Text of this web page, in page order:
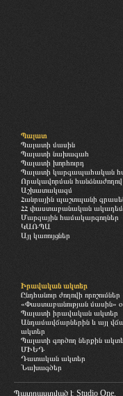
Պալատ
Պալատի մասին
Պալատի նախագահ
Պալատի խորհուրդ
Պալատի կարգապահական
Որակավորման հանձնաժողով
Աշխատակազմ
Հանրային պաշտպանի
ՀՀ փաստաբանական
Մարզային համակարգողներ
ԿԱՌՊԱ
Այլ կառույցներ
Իրավական ակտեր
Ընդհանուր ժողովի որոշումներ
«Փաստաբանության մասին»
Պալատի իրավական ակտեր
Անդամավճարներին և այլ
ակտեր
Պալատի գործող ներքին
ՄԻԵԴ
Դատական ակտեր
Նախագծեր
Պատրաստված է Studio One.